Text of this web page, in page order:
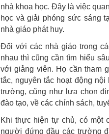
nhà khoa học. Đây là việc
học và giải phóng sức sáng
nhà giáo phát huy.
Đối với các nhà giáo trong
nhau thì cũng cần tìm hiểu
với giảng viên. Họ cần tham
tắc, nguyên tắc hoạt động
trường, cũng như lựa chọn
đào tạo, về các chính sách,
Khi thực hiện tự chủ, có một
người đứng đầu các trường